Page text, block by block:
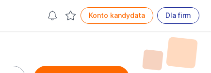
Konto kandydata Dla firm